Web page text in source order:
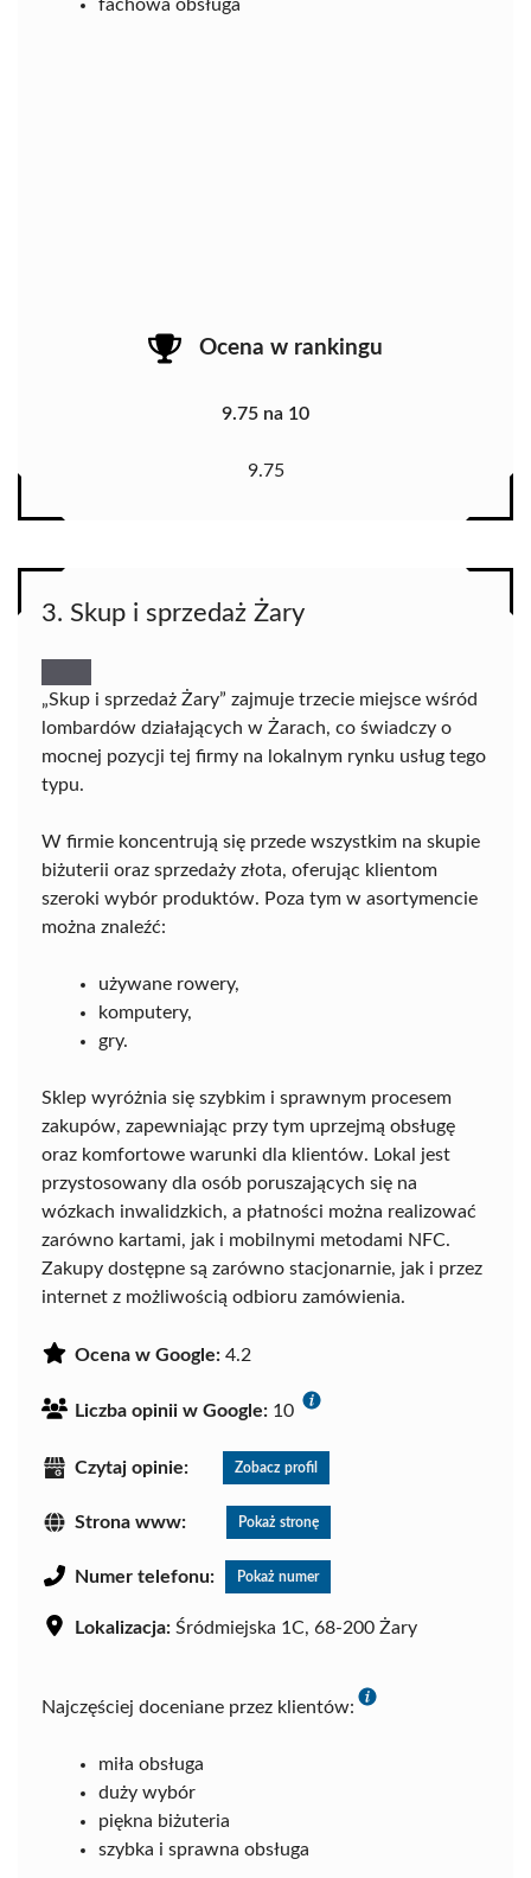
fachowa obsługa
Ocena w rankingu
9.75 na 10
9.75
3. Skup i sprzedaż Żary
„Skup i sprzedaż Żary” zajmuje trzecie miejsce wśród
lombardów działających w Żarach, co świadczy o
mocnej pozycji tej firmy na lokalnym rynku usług tego
typu.
W firmie koncentrują się przede wszystkim na skupie
biżuterii oraz sprzedaży złota, oferując klientom
szeroki wybór produktów. Poza tym w asortymencie
można znaleźć:
używane rowery,
komputery,
gry.
Sklep wyróżnia się szybkim i sprawnym procesem
zakupów, zapewniając przy tym uprzejmą obsługę
oraz komfortowe warunki dla klientów. Lokal jest
przystosowany dla osób poruszających się na
wózkach inwalidzkich, a płatności można realizować
zarówno kartami, jak i mobilnymi metodami NFC.
Zakupy dostępne są zarówno stacjonarnie, jak i przez
internet z możliwością odbioru zamówienia.
Ocena w Google: 4.2
Liczba opinii w Google: 10
Czytaj opinie: Zobacz profil
Strona www: Pokaż stronę
Numer telefonu: Pokaż numer
Lokalizacja: Śródmiejska 1C, 68-200 Żary
Najczęściej doceniane przez klientów:
miła obsługa
duży wybór
piękna biżuteria
szybka i sprawna obsługa